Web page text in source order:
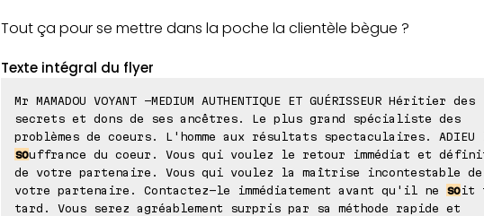
Tout ça pour se mettre dans la poche la clientèle bègue ?
Texte intégral du flyer
Mr MAMADOU VOYANT -MEDIUM AUTHENTIQUE ET GUÉRISSEUR Héritier des
secrets et dons de ses ancêtres. Le plus grand spécialiste des
problèmes de coeurs. L'homme aux résultats spectaculaires. ADIEU
souffrance du coeur. Vous qui voulez le retour immédiat et
de votre partenaire. Vous qui voulez la maîtrise incontestable de
votre partenaire. Contactez-le immédiatement avant qu'il ne
soit
tard. Vous serez agréablement surpris par sa méthode rapide et